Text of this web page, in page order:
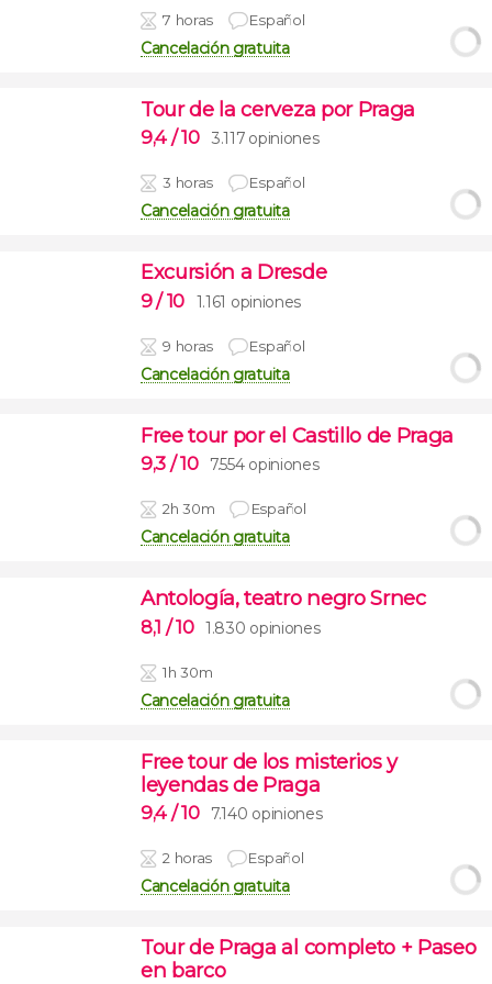
7 horas Español
Cancelación gratuita
Tour de la cerveza por Praga
9,4 / 10 3.117 opiniones
3 horas Español
Cancelación gratuita
Excursión a Dresde
9/ 10 1.161 opiniones
9 horas Español
Cancelación gratuita
Free tour por el Castillo de Praga
9,3 / 10 7.554 opiniones
2h 30m Español
Cancelación gratuita
Antología, teatro negro Srnec
8,1 / 10 1.830 opiniones
1h 30m
Cancelación gratuita
Free tour de los misterios y
leyendas de Praga
9,4 / 10 7.140 opiniones
2 horas Español
Cancelación gratuita
Tour de Praga al completo + Paseo
en barco